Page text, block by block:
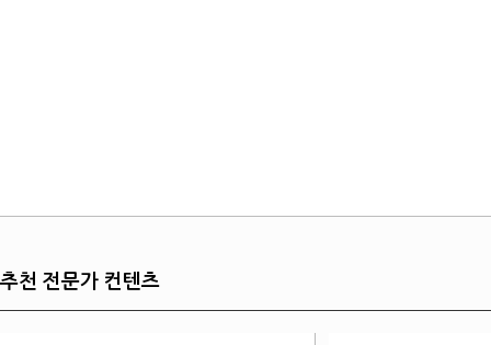
추천 전문가 컨텐츠